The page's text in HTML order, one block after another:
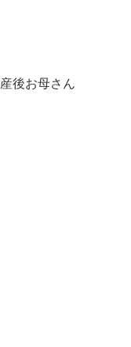
産後お母さん